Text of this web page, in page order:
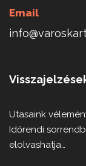
Email
Utasaink
Időrendi
elolvashatja…